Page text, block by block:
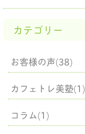
カテゴリー
お客様の声(38)
カフェトレ美塾(1)
コラム(1)